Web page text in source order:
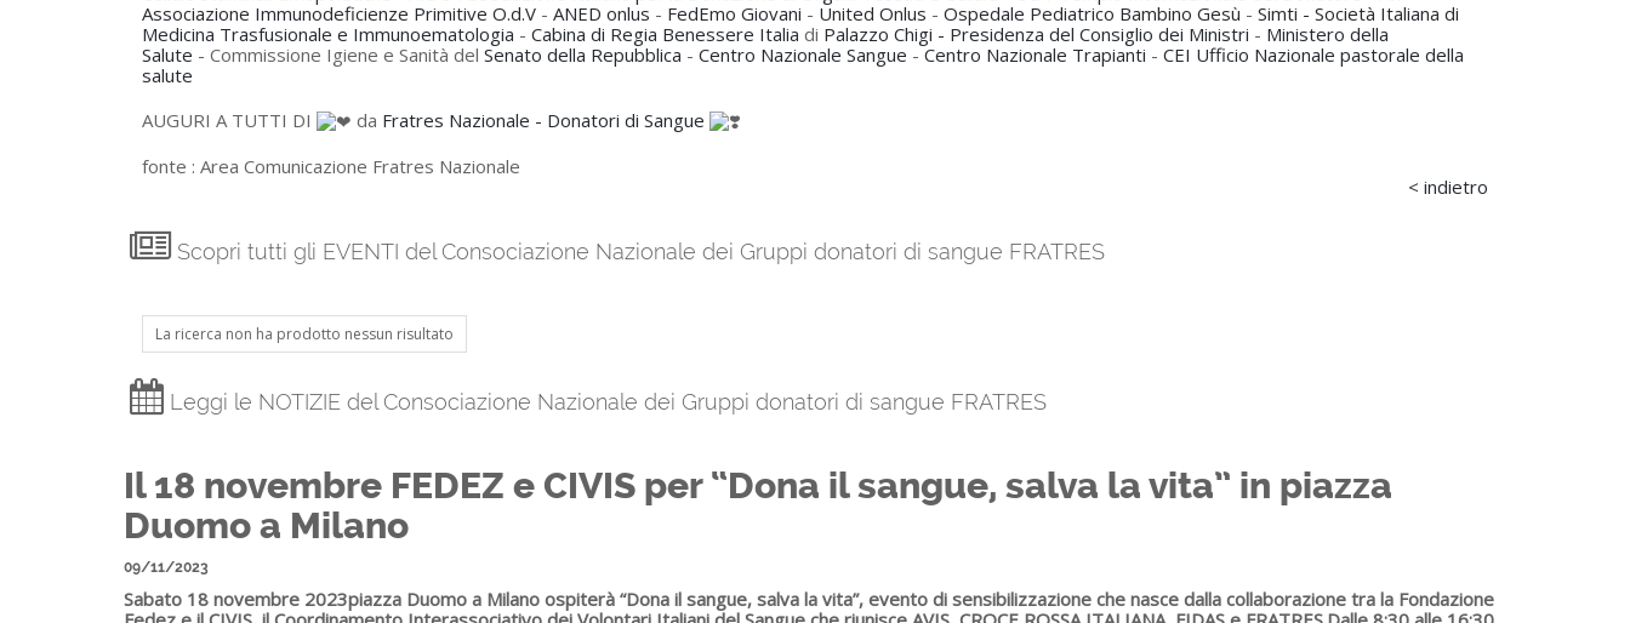
Associazione Immunodeficienze Primitive O.d.V - ANED onlus - FedEmo Giovani - United Onlus - Ospedale Pediatrico Bambino Gesù - Simti - Società Italiana di
Medicina Trasfusionale e Immunoematologia - Cabina di Regia Benessere Italia di Palazzo Chigi - Presidenza del Consiglio dei Ministri - Ministero della
Salute - Commissione Igiene e Sanità del Senato della Repubblica - Centro Nazionale Sangue -Centro Nazionale Trapianti - CEI Ufficio Nazionale pastorale della
salute
AUGURI A TUTTI DI
da Fratres Nazionale - Donatori di Sangue
fonte : Area Comunicazione Fratres Nazionale
< indietro
Scopri tutti gli EVENTI del Consociazione Nazionale dei Gruppi donatori di sangue FRATRES
La ricerca non ha prodotto nessun risultato
Leggi le NOTIZIE del Consociazione Nazionale dei Gruppi donatori di sangue FRATRES
Il 18 novembre FEDEZ e CIVIS per “Dona il sangue, salva la vita” in piazza
Duomo a Milano
09/11/2023
Sabato 18 novembre 2023piazza Duomo a Milano ospiterà “Dona il sangue, salva la vita”, evento di sensibilizzazione che nasce dalla collaborazione tra la Fondazione